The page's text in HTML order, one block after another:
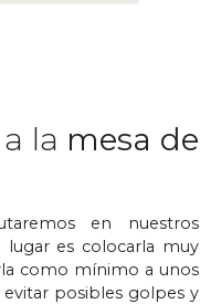
la mesa de
en nuestros
es colocarla muy
como mínimo a unos
posibles golpes y